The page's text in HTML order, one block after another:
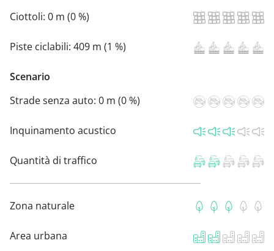
Ciottoli: 0 m (0 %)
Piste ciclabili: 409 m (1 %)
Scenario
Strade senza auto: 0 m (0 %)
Inquinamento acustico
Quantità di traffico
Zona naturale
Area urbana